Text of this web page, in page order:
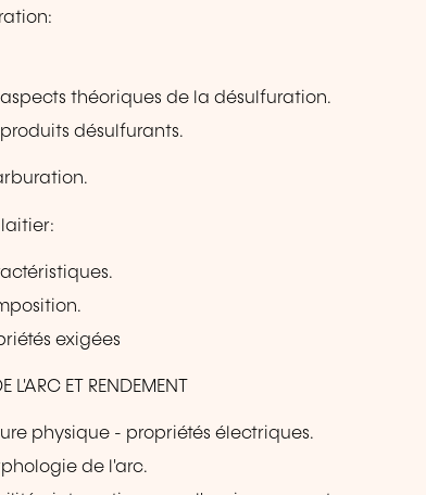
aspects théoriques de la désulfuration.
produits désulfurants.
laitier:
exigées
L'ARC ET RENDEMENT
physique - propriétés électriques.
de l'arc.